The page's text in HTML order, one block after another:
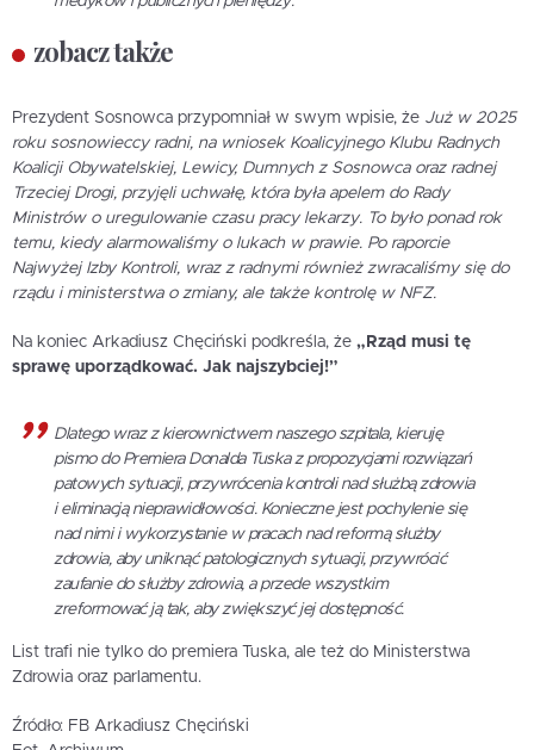
zobacz także
Prezydent Sosnowca przypomniał w swym wpisie, że Już w 2025
roku sosnowieccy radni, na wniosek Koalicyjnego Klubu Radnych
Koalicji Obywatelskiej, Lewicy, Dumnych z Sosnowca oraz radnej
Trzeciej Drogi, przyjęli uchwałę, która była apelem do Rady
Ministrów o uregulowanie czasu pracy lekarzy. To było ponad rok
temu, kiedy alarmowaliśmy o lukach w prawie. Po raporcie
Najwyżej Izby Kontroli, wraz z radnymi również zwracaliśmy się do
rządu i ministerstwa o zmiany, ale także kontrolę w NFZ.
Na koniec Arkadiusz Chęciński podkreśla, że „Rząd musi tę
sprawę uporządkować. Jak najszybciej!”
Dlatego wraz z kierownictwem naszego szpitala, kieruję
pismo do Premiera Donalda Tuska z propozycjami rozwiązań
patowych sytuacji, przywrócenia kontroli nad służbą zdrowia
i eliminacją nieprawidłowości. Konieczne jest pochylenie się
nad nimi i wykorzystanie w pracach nad reformą służby
zdrowia, aby uniknąć patologicznych sytuacji, przywrócić
zaufanie do służby zdrowia, a przede wszystkim
zreformować ją tak, aby zwiększyć jej dostępność.
List trafi nie tylko do premiera Tuska, ale też do Ministerstwa
Zdrowia oraz parlamentu.
Źródło: FB Arkadiusz Chęciński